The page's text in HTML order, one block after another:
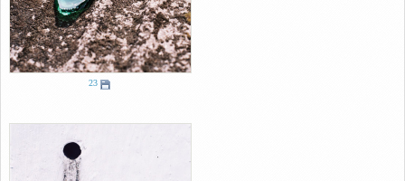
23